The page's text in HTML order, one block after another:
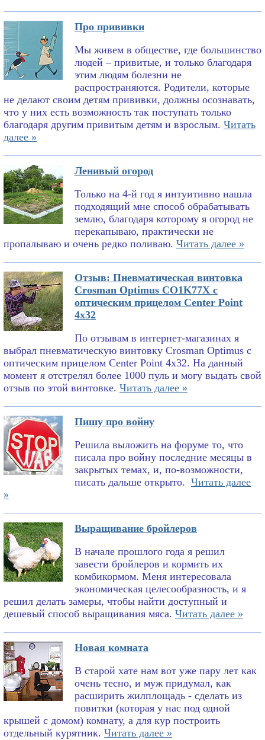
Про прививки
Мы живем в обществе, где большинство
людей – привитые, и только благодаря
этим людям болезни не
распространяются. Родители, которые
не делают своим детям прививки, должны осознавать,
что у них есть возможность так поступать только
благодаря другим привитым детям и взрослым. Читать
далее »
Ленивый огород
Только на 4-й год я интуитивно нашла
подходящий мне способ обрабатывать
землю, благодаря которому я огород не
перекапываю, практически не
пропалываю и очень редко поливаю. Читать далее »
Отзыв: Пневматическая винтовка
Crosman Optimus CO1K77X с
оптическим прицелом Center Point
4x32
По отзывам в интернет-магазинах я
выбрал пневматическую винтовку Crosman Optimus с
оптическим прицелом Center Point 4x32. На данный
момент я отстрелял более 1000 пуль и могу выдать свой
отзыв по этой винтовке. Читать далее »
Пишу про войну
Решила выложить на форуме то, что
писала про войну последние месяцы в
закрытых темах, и, по-возможности,
писать дальше открыто. Читать далее
»
Выращивание бройлеров
В начале прошлого года я решил
завести бройлеров и кормить их
комбикормом. Меня интересовала
экономическая целесообразность, и я
решил делать замеры, чтобы найти доступный и
дешевый способ выращивания мяса. Читать далее »
Новая комната
В старой хате нам вот уже пару лет как
очень тесно, и муж придумал, как
расширить жилплощадь - сделать из
повитки (которая у нас под одной
крышей с домом) комнату, а для кур построить
отдельный курятник. Читать далее »